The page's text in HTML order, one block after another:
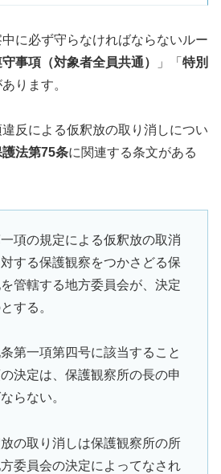
に必ず守らなければならないルー
事項（対象者全員共通） 」「 特別
あります。
反による仮釈放の取り消しについ
護法第75条に関連する条文がある
項の規定による仮釈放の取消
する保護観察をつかさどる保
管轄する地方委員会が、決定
する。
第一項第四号に該当すること
決定は、保護観察所の長の申
らない。
の取り消しは保護観察所の所
委員会の決定によってなされ